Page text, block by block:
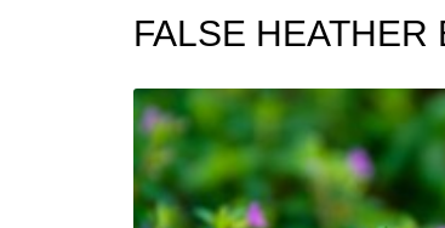
FALSE HEATHER